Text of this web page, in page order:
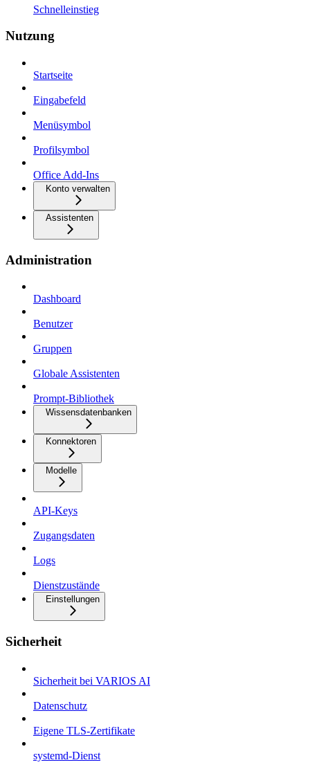
Schnelleinstieg
Nutzung
Startseite
Eingabefeld
Menüsymbol
Profilsymbol
Office Add-Ins
Konto verwalten
Assistenten
Administration
Dashboard
Benutzer
Gruppen
Globale Assistenten
Prompt-Bibliothek
Wissensdatenbanken
Konnektoren
Modelle
API-Keys
Zugangsdaten
Logs
Dienstzustände
Einstellungen
Sicherheit
Sicherheit bei VARIOS AI
Datenschutz
Eigene TLS-Zertifikate
systemd-Dienst